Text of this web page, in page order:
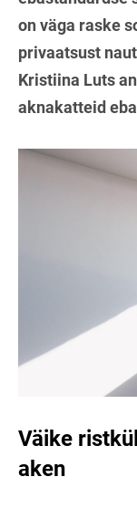
on väga raske
privaatsust
Kristiina Luts
aknakatteid
Väike
aken